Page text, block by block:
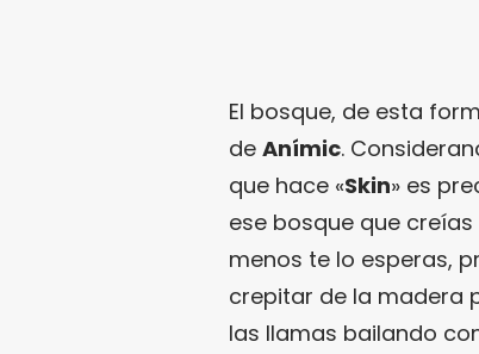
El bosque, de esta
de Anímic.
que hace «Skin» es
ese bosque que
menos te lo esperas,
crepitar de la madera
las llamas bailando